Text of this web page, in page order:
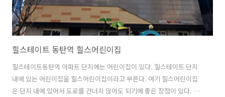
힐스테이트 동탄역 힐스어린이집
힐스테이트동탄역 아파트 단지에는 어린이집이 있다. 힐스테이트 단지
내에 있는 어린이집을 힐스어린이집이라고 부른다. 여기 힐스어린이집
은 단지 내에 있어서 도로를 건너지 않아도 되기에 좋은 장점이 있다. 어